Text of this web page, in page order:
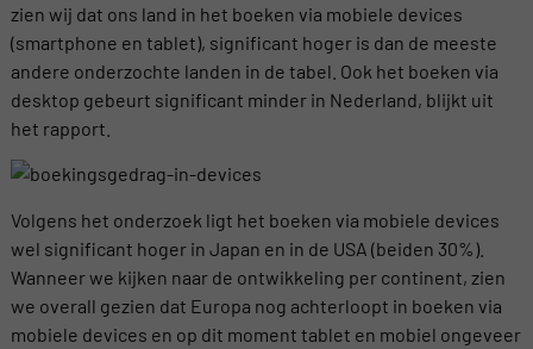
zien wij dat ons land in het boeken via mobiele devices
(smartphone en tablet), significant hoger is dan de meeste
andere onderzochte landen in de tabel. Ook het boeken via
desktop gebeurt significant minder in Nederland, blijkt uit
het rapport.
Volgens het onderzoek ligt het boeken via mobiele devices
wel significant hoger in Japan en in de USA (beiden 30%).
Wanneer we kijken naar de ontwikkeling per continent, zien
we overall gezien dat Europa nog achterloopt in boeken via
mobiele devices en op dit moment tablet en mobiel ongeveer